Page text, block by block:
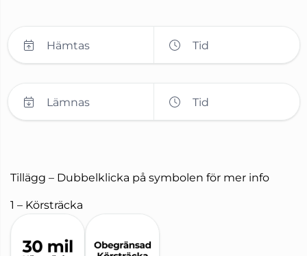
Hämtas Tid
Lämnas Tid
Tillägg – Dubbelklicka på symbolen för mer info
1 – Körsträcka